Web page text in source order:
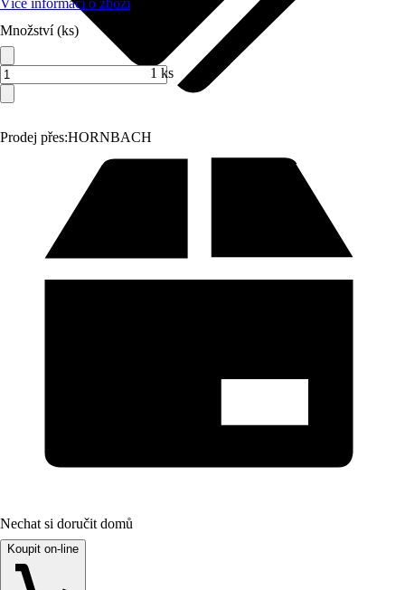
Prodej přes:HORNBACH
Více informací o zboží
Množství (ks)
1 ks
Nechat si doručit domů
Koupit on-line